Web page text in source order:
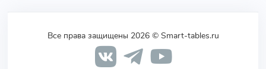
Все права защищены 2026 © Smart-tables.ru